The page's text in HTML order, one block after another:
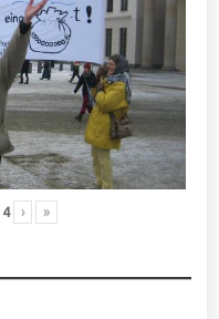
4 › »